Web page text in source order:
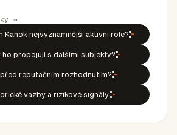
→
Kanok nejvýznamnější aktivní role?
ho propojují s dalšími subjekty?
reputačním rozhodnutím?
vazby a rizikové signály.